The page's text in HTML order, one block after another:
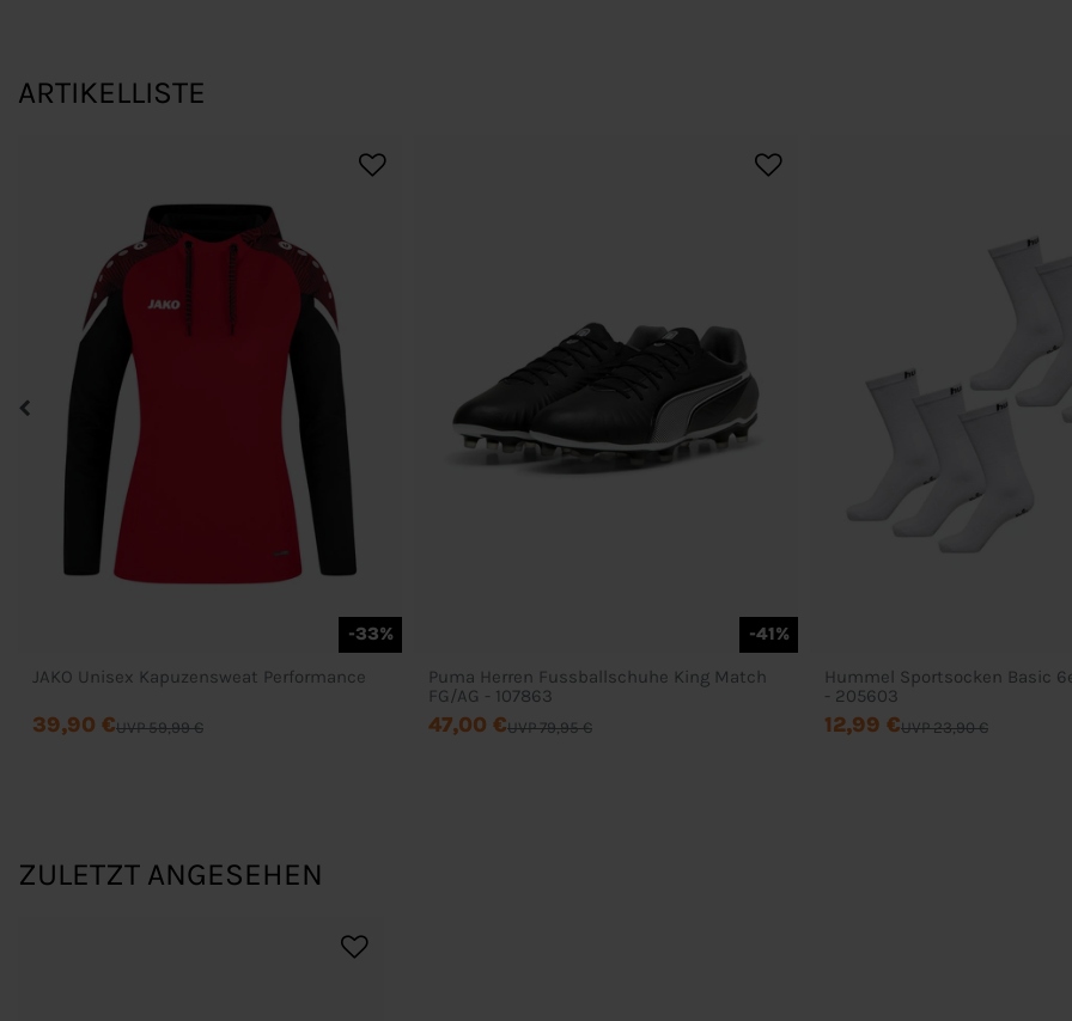
ARTIKELLISTE
-33%
JAKO Unisex Kapuzensweat Performance
UVP 59,99 €
39,90 €
-41%
Puma Herren Fussballschuhe King Match
FG/AG - 107863
UVP 79,95 €
47,00 €
Hummel Sportsocken Basic
- 205603
UVP 23,90 €
12,99 €
ZULETZT ANGESEHEN